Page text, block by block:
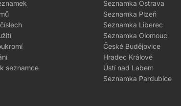
seznamce
Seznamka Ostrava
Seznamka Plzeň
Seznamka Liberec
Seznamka Olomouc
České Budějovice
Hradec Králové
Ústí nad Labem
Seznamka Pardubice